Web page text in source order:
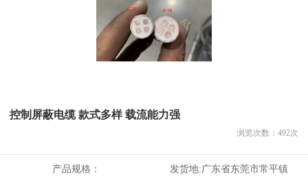
控制屏蔽电缆 款式多样 载流能力强
浏览次数： 492次
产品规格： 发货地:广东省东莞市常平镇